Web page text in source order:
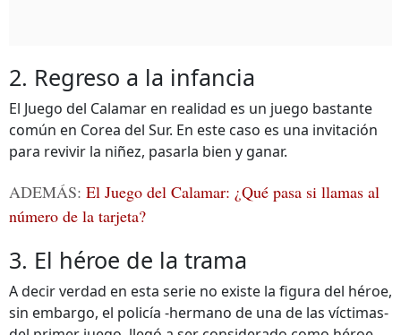
2. Regreso a la infancia
El Juego del Calamar en realidad es un juego bastante
común en Corea del Sur. En este caso es una invitación
para revivir la niñez, pasarla bien y ganar.
ADEMÁS: El Juego del Calamar: ¿Qué pasa si llamas al
número de la tarjeta?
3. El héroe de la trama
A decir verdad en esta serie no existe la figura del héroe,
sin embargo, el policía -hermano de una de las víctimas-